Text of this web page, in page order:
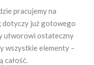
pracujemy na
dotyczy już gotowego
utworowi ostateczny
wszystkie elementy –